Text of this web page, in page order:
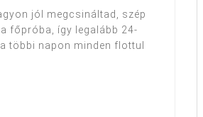
jól megcsináltad, szép
a főpróba, így legalább 24-
többi napon minden flottul